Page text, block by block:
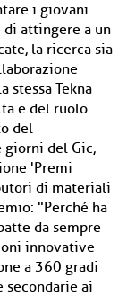
i giovani
attingere a un
la ricerca sia
stessa Tekna
e del ruolo
del
giorni del Gic,
'Premi
di materiali
"Perché ha
da sempre
innovative
a 360 gradi
secondarie ai